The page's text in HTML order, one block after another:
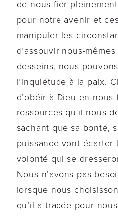
de nous fier
pour notre avenir et
manipuler les
d’assouvir nous-
desseins, nous
l’inquiétude à la paix.
d’obéir à Dieu en
ressources qu'il nous
sachant que sa bonté,
puissance vont écarter
volonté qui se
Nous n’avons pas
lorsque nous
qu’il a tracée pour